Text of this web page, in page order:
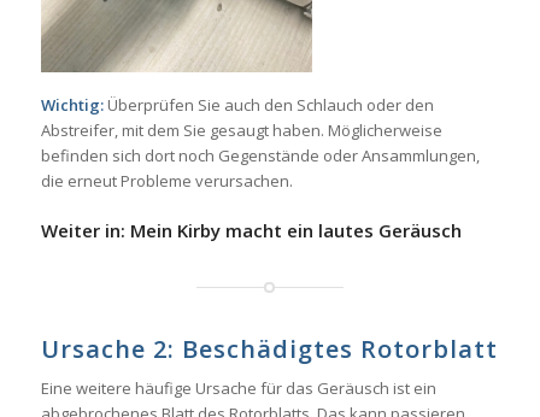
Wichtig:Überprüfen Sie auch den Schlauch oder den
Abstreifer, mit dem Sie gesaugt haben. Möglicherweise
befinden sich dort noch Gegenstände oder Ansammlungen,
die erneut Probleme verursachen.
Weiter in: Mein Kirby macht ein lautes Geräusch
Ursache 2: Beschädigtes Rotorblatt
Eine weitere häufige Ursache für das Geräusch ist ein